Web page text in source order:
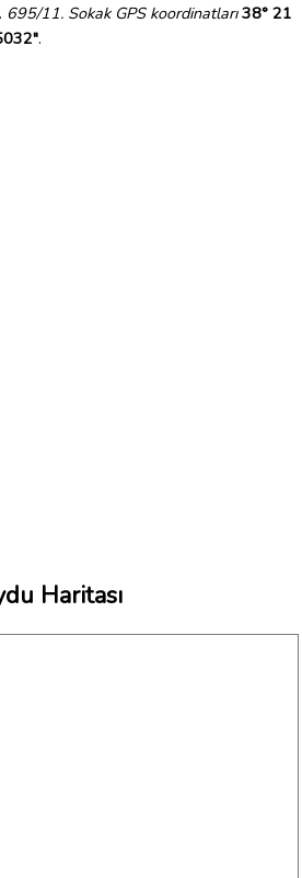
695/11. Sokak GPS koordinatları 38° 21
.
Haritası